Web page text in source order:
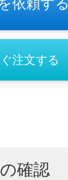
注文する
確認